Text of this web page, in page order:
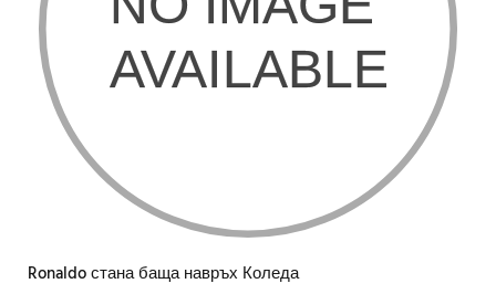
Ronaldo стана баща навръх Коледа